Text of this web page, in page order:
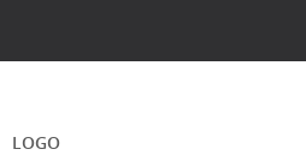
LOGO